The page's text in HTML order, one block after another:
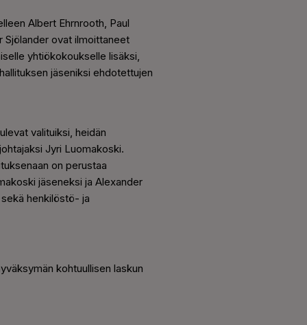
Albert Ehrnrooth, Paul
Sjölander ovat ilmoittaneet
yhtiökokoukselle lisäksi,
jäseniksi ehdotettujen
valituiksi, heidän
Jyri Luomakoski.
on perustaa
jäseneksi ja Alexander
henkilöstö- ja
kohtuullisen laskun